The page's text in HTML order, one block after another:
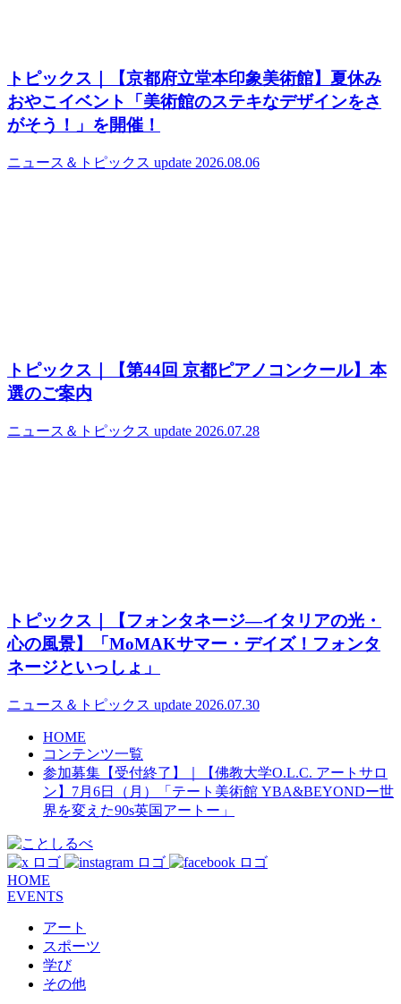
トピックス｜【京都府立堂本印象美術館】夏休み
おやこイベント「美術館のステキなデザインをさ
がそう！」を開催！
ニュース＆トピックス update 2026.08.06
トピックス｜【第44回 京都ピアノコンクール】本
選のご案内
ニュース＆トピックス update 2026.07.28
トピックス｜【フォンタネージ—イタリアの光・
心の風景】「MoMAKサマー・デイズ！フォンタ
ネージといっしょ」
ニュース＆トピックス update 2026.07.30
HOME
コンテンツ一覧
参加募集【受付終了】｜【佛教大学O.L.C. アートサロ
ン】7月6日（月）「テート美術館 YBA&BEYONDー世
界を変えた90s英国アートー」
HOME
EVENTS
アート
スポーツ
学び
その他